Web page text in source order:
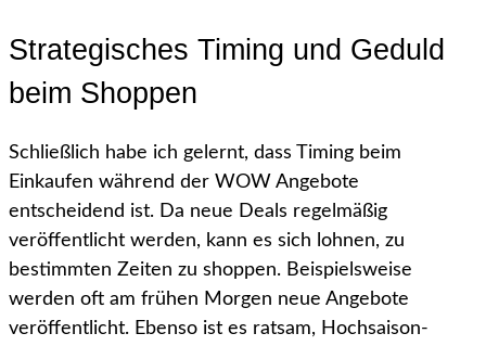
Strategisches Timing und Geduld
beim Shoppen
Schließlich habe ich gelernt, dass Timing beim
Einkaufen während der WOW Angebote
entscheidend ist. Da neue Deals regelmäßig
veröffentlicht werden, kann es sich lohnen, zu
bestimmten Zeiten zu shoppen. Beispielsweise
werden oft am frühen Morgen neue Angebote
veröffentlicht. Ebenso ist es ratsam, Hochsaison-